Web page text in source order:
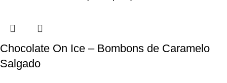
Chocolate On Ice – Bombons de Caramelo
Salgado